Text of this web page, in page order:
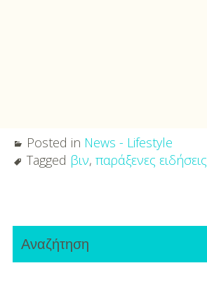
Posted in News - Lifestyle
Tagged βιν, παράξενες ειδήσεις
navigation
Primary
Sidebar
Αναζήτηση